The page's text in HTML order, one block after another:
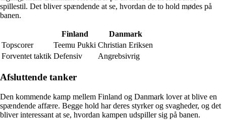
spillestil. Det bliver spændende at se, hvordan de to hold mødes på
banen.
Finland
Danmark
Topscorer
Teemu Pukki Christian Eriksen
Forventet taktik Defensiv Angrebsivrig
Afsluttende tanker
Den kommende kamp mellem Finland og Danmark lover at blive en
spændende affære. Begge hold har deres styrker og svagheder, og det
bliver interessant at se, hvordan kampen udspiller sig på banen.